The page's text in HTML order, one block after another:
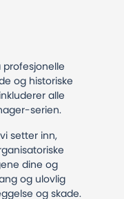
og historiske
alle
serien.
setter inn,
dine og
og ulovlig
og skade.